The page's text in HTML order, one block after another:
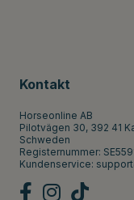
Kontakt
Horseonline AB
Pilotvägen 30, 392 41
Schweden
Registernummer:
Kundenservice: